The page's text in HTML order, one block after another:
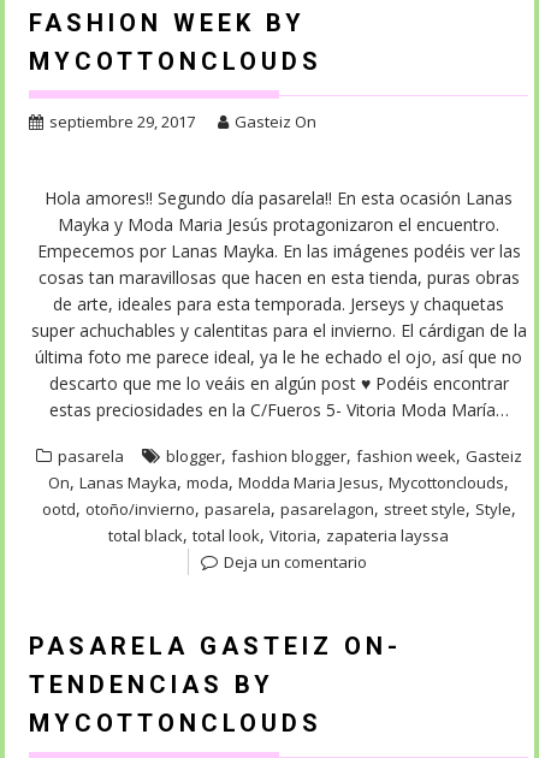
FASHION WEEK BY
MYCOTTONCLOUDS
septiembre 29, 2017 Gasteiz On
Hola amores!! Segundo día pasarela!! En esta ocasión Lanas
Mayka y Moda Maria Jesús protagonizaron el encuentro.
Empecemos por Lanas Mayka. En las imágenes podéis ver las
cosas tan maravillosas que hacen en esta tienda, puras obras
de arte, ideales para esta temporada. Jerseys y chaquetas
super achuchables y calentitas para el invierno. El cárdigan de la
última foto me parece ideal, ya le he echado el ojo, así que no
descarto que me lo veáis en algún post ♥ Podéis encontrar
estas preciosidades en la C/Fueros 5- Vitoria Moda María…
pasarela blogger, fashion blogger, fashion week, Gasteiz
On, Lanas Mayka, moda, Modda Maria Jesus, Mycottonclouds,
ootd, otoño/invierno, pasarela, pasarelagon, street style, Style,
total black, total look, Vitoria, zapateria layssa
Deja un comentario
PASARELA GASTEIZ ON-
TENDENCIAS BY
MYCOTTONCLOUDS